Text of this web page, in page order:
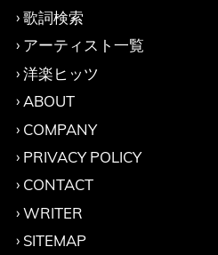
歌詞検索
アーティスト一覧
洋楽ヒッツ
ABOUT
COMPANY
PRIVACY POLICY
CONTACT
WRITER
SITEMAP